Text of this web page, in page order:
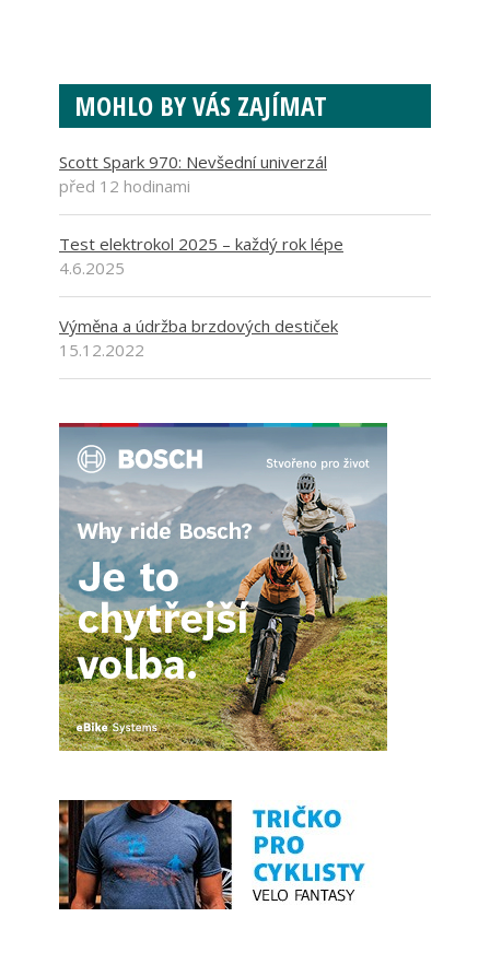
MOHLO BY VÁS ZAJÍMAT
Scott Spark 970: Nevšední univerzál
před 12 hodinami
Test elektrokol 2025 – každý rok lépe
4.6.2025
Výměna a údržba brzdových destiček
15.12.2022